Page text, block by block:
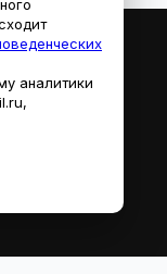
аналитики